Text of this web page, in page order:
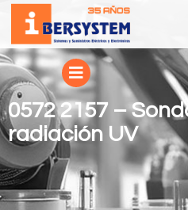
0572 2157 –
radiación UV